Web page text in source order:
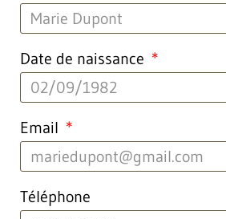
Date de naissance
Email
Téléphone